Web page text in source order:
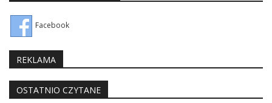
Facebook
REKLAMA
OSTATNIO CZYTANE